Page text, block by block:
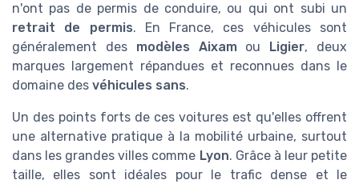
n'ont pas de permis de conduire, ou qui ont subi un
retrait de permis. En France, ces véhicules sont
généralement des modèles Aixamou Ligier, deux
marques largement répandues et reconnues dans le
domaine des véhicules sans.
Un des points forts de ces voitures est qu'elles offrent
une alternative pratique à la mobilité urbaine, surtout
dans les grandes villes comme Lyon. Grâce à leur petite
taille, elles sont idéales pour le trafic dense et le